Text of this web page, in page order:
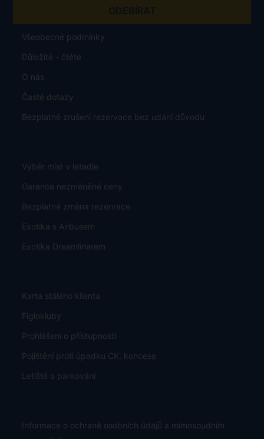
Všeobecné podmínky
Důležité - čtěte
O nás
Časté dotazy
Bezplatné zrušení rezervace bez udání důvodu
Výběr míst v letadle
Garance nezměněné ceny
Bezplatná změna rezervace
Exotika s Airbusem
Exotika Dreamlinerem
Karta stálého klienta
Figlokluby
Prohlášení o přístupnosti
Pojištění proti úpadku CK, koncese
Letiště a parkování
Informace o ochraně osobních údajů a mimosoudním